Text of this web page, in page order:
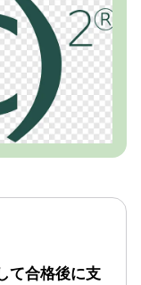
て合格後に支